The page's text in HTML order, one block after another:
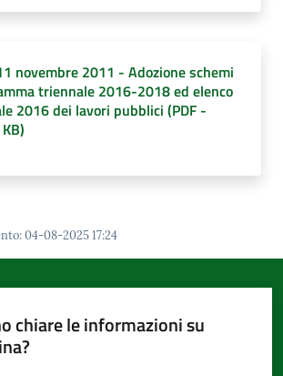
novembre 2011 - Adozione schemi
triennale 2016-2018 ed elenco
2016 dei lavori pubblici (PDF -
)
:04-08-2025 17:24
chiare le informazioni su